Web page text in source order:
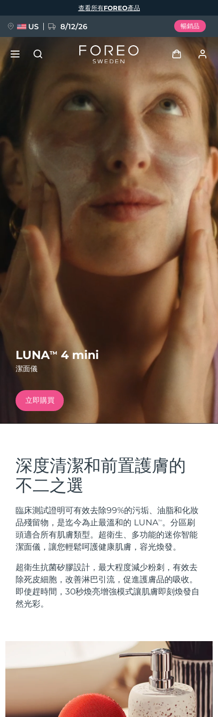
LUNATM 4 mini
潔面儀
立即購買
深度清潔和前置護膚的
不二之選
臨床測試證明可有效去除99%的污垢、油脂和化妝
品殘留物，是迄今為止最溫和的 LUNATM 。分區刷
頭適合所有肌膚類型。超衛生、多功能的迷你智能
潔面儀，讓您輕鬆呵護健康肌膚，容光煥發。
超衛生抗菌矽膠設計，最大程度減少粉刺，有效去
除死皮細胞，改善淋巴引流，促進護膚品的吸收。
即使趕時間，30秒煥亮增強模式讓肌膚即刻煥發自
然光彩。
查看所有FOREO產品
US 8/12/26 暢銷品
登入
用戶信息
我的設備
我的地址
我的訂閱
FAQ™ Pure Beauty-Tech Elixir
BREAKING NEWS
issa™ Teeth Whitening Set
紅光療法
面部清潔
LUNA™ 4 套裝
Anti-aging massage
LUNA™ 4 Plus
Massage, LED heating
LUNA™ 4 mini
For young skin, T-zone
LUNA™ 4 go
BEAR™ 2 套裝
Microcurrent toning
BEAR™ 2 go
Microcurrent toning on-the-go
面部提拉護理
Premium anti-aging skincare
BEAR™ 設備
補水保濕
UFO™ 3 套裝
Deep facial hydration
UFO™ 3 mini
Red light therapy device for young skin
口腔護理
issa™ 4
Hybrid silicone sonic toothbrush
issa™ 4 smile
Hybrid silicone sonic toothbrush
FAQ™ 抗老護理
FAQ™ 101
Clinical anti-aging
FAQ™ 102
FAQ™ 201
FAQ™ 202
肌膚年輕化
NEW
English
Español
Français
Português
Svenska
Русский
Türkçe
繁體中文
發貨國家
美國 預計送達日期8/12/26
預計送達日期
預計送達日期
預計送達日期
德國 預計送達日期
巴林 預計送達日期 8/12/26
百慕達 預計送達日期8/17/26
波士尼亞與赫塞哥維納 預計送達日期
汶萊 預計送達日期8/16/26
保加利亞 預計送達日期8/11/26
加拿大
預計送達日期8/11/26
預計送達日期8/15/26
克羅埃西亞 預計送達日期 8/11/26